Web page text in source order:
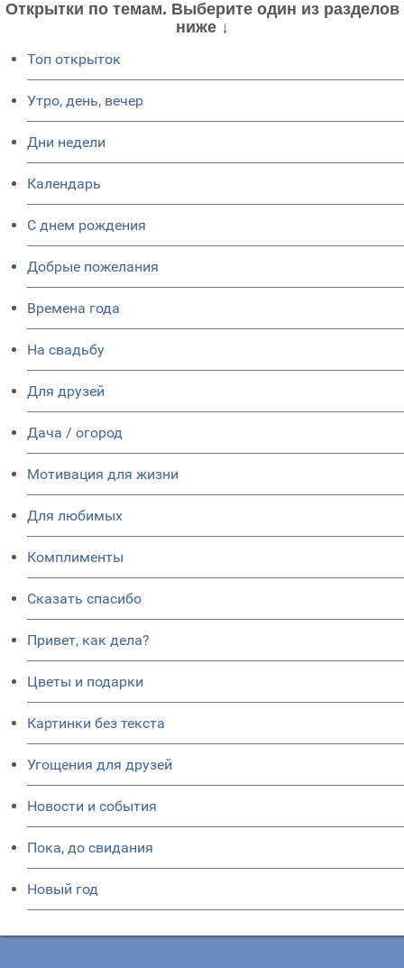
Открытки по темам. Выберите один из разделов
ниже ↓
Топ открыток
Утро, день, вечер
Дни недели
Календарь
C днем рождения
Добрые пожелания
Времена года
На свадьбу
Для друзей
Дача / огород
Мотивация для жизни
Для любимых
Комплименты
Сказать спасибо
Привет, как дела?
Цветы и подарки
Картинки без текста
Угощения для друзей
Новости и события
Пока, до свидания
Новый год